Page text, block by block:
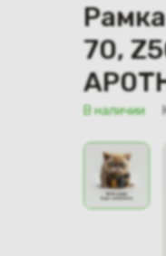
70,
В наличии